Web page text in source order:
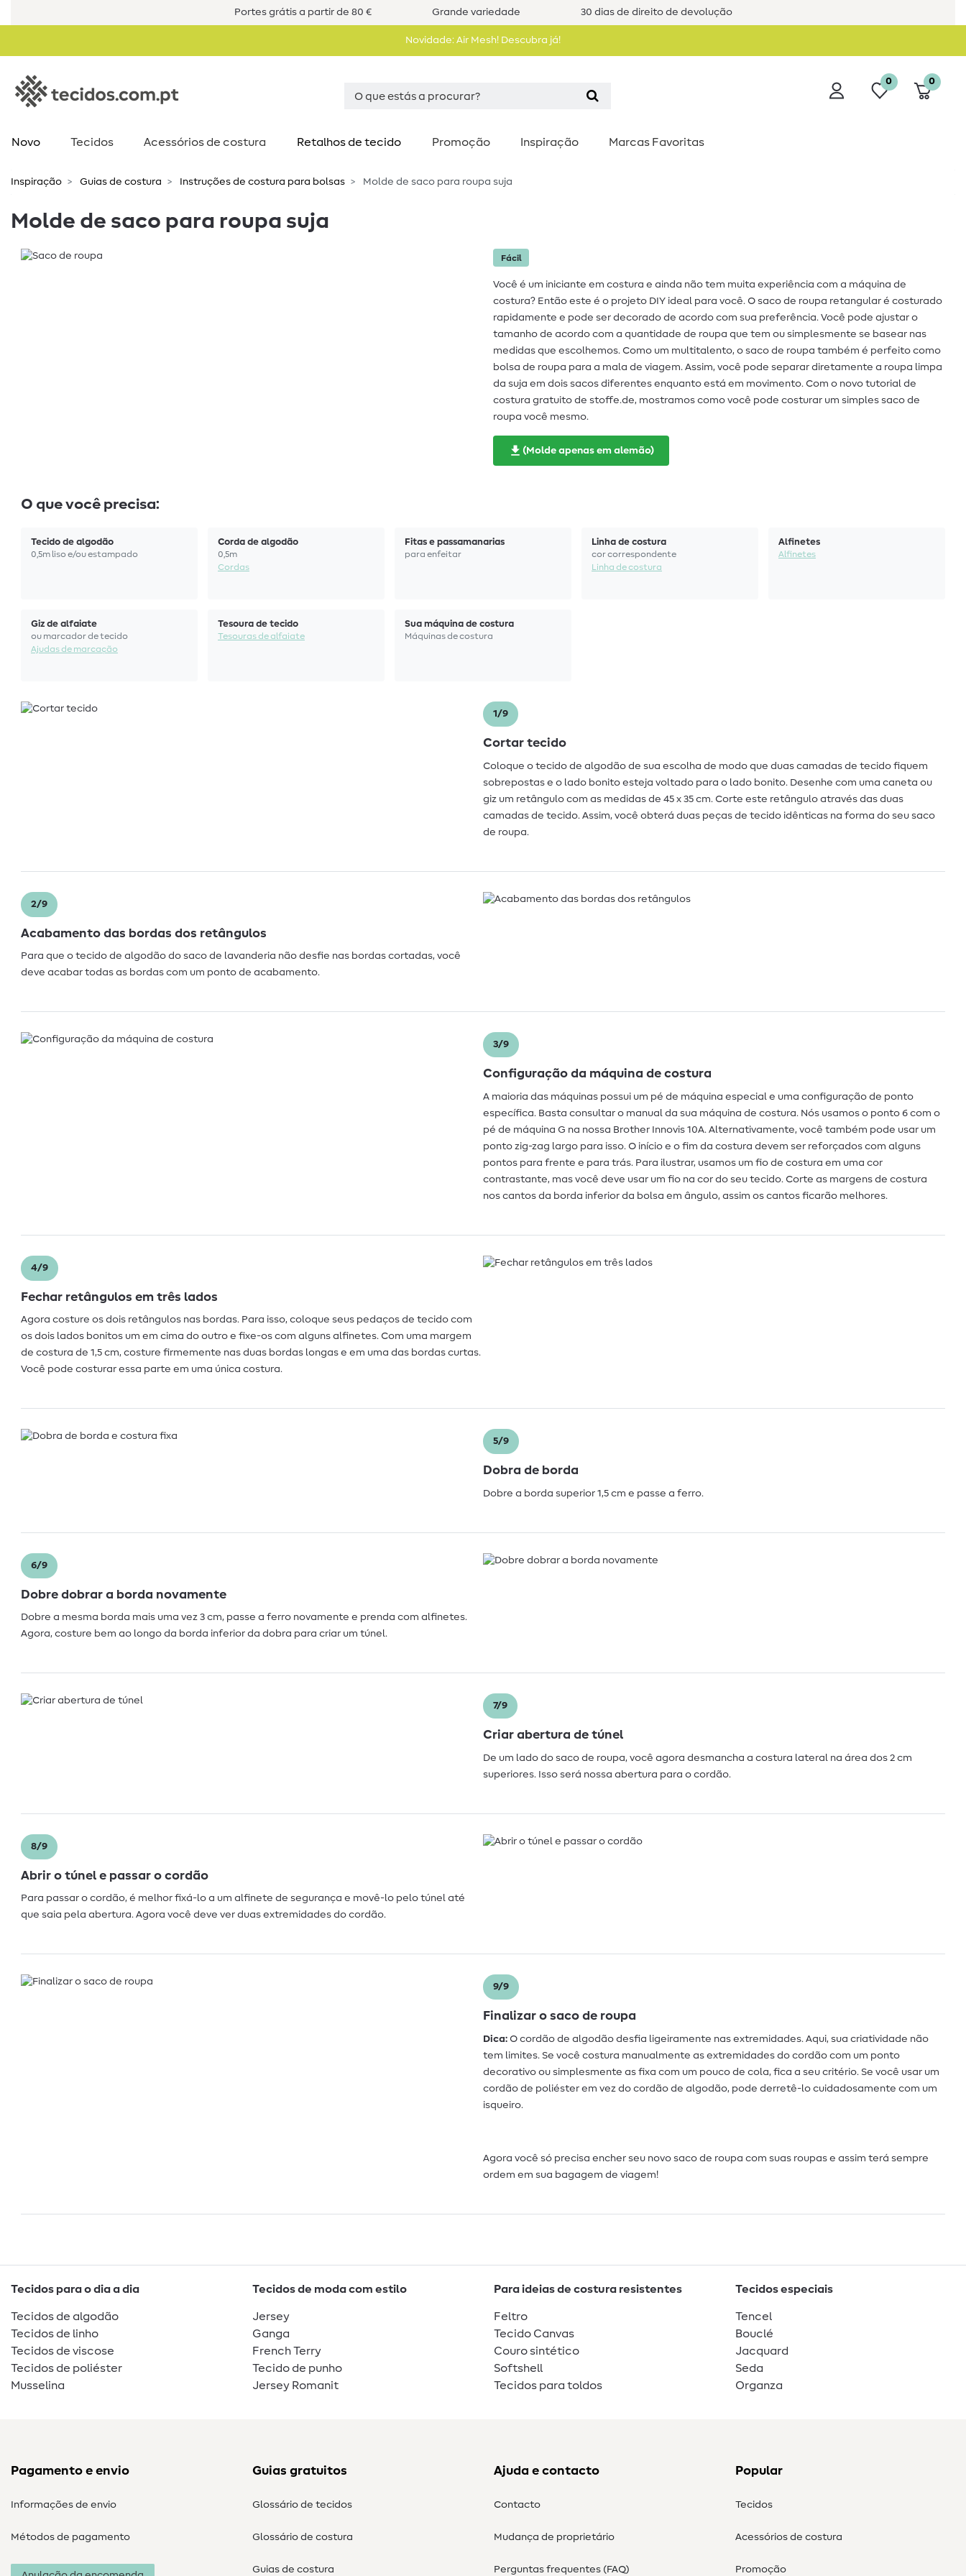
Portes grátis a partir de 80 € Grande variedade 30 dias de direito de devolução
Novidade: Air Mesh! Descubra já!
0 0
Novo Tecidos Acessórios de costura​ Retalhos de tecido Promoção Inspiração Marcas Favoritas
Inspiração Guias de costura Instruções de costura para bolsas Molde de saco para roupa suja
Molde de saco para roupa suja
Fácil
Você é um iniciante em costura e ainda não tem muita experiência com a máquina de
costura? Então este é o projeto DIY ideal para você. O saco de roupa retangular é costurado
rapidamente e pode ser decorado de acordo com sua preferência. Você pode ajustar o
tamanho de acordo com a quantidade de roupa que tem ou simplesmente se basear nas
medidas que escolhemos. Como um multitalento, o saco de roupa também é perfeito como
bolsa de roupa para a mala de viagem. Assim, você pode separar diretamente a roupa limpa
da suja em dois sacos diferentes enquanto está em movimento. Com o novo tutorial de
costura gratuito de stoffe.de, mostramos como você pode costurar um simples saco de
roupa você mesmo.
(Molde apenas em alemão)
O que você precisa:
Tecido de algodão
0,5m liso e/ou estampado
Corda de algodão
0,5m
Cordas
Fitas e passamanarias
para enfeitar
Linha de costura
cor correspondente
Linha de costura
Alfinetes
Alfinetes
Giz de alfaiate
ou marcador de tecido
Ajudas de marcação
Tesoura de tecido
Tesouras de alfaiate
Sua máquina de costura
Máquinas de costura
1/9
Cortar tecido
Coloque o tecido de algodão de sua escolha de modo que duas camadas de tecido fiquem
sobrepostas e o lado bonito esteja voltado para o lado bonito. Desenhe com uma caneta ou
giz um retângulo com as medidas de 45 x 35 cm. Corte este retângulo através das duas
camadas de tecido. Assim, você obterá duas peças de tecido idênticas na forma do seu saco
de roupa.
2/9
Acabamento das bordas dos retângulos
Para que o tecido de algodão do saco de lavanderia não desfie nas bordas cortadas, você
deve acabar todas as bordas com um ponto de acabamento.
3/9
Configuração da máquina de costura
A maioria das máquinas possui um pé de máquina especial e uma configuração de ponto
específica. Basta consultar o manual da sua máquina de costura. Nós usamos o ponto 6 com o
pé de máquina G na nossa Brother Innovis 10A. Alternativamente, você também pode usar um
ponto zig-zag largo para isso. O início e o fim da costura devem ser reforçados com alguns
pontos para frente e para trás. Para ilustrar, usamos um fio de costura em uma cor
contrastante, mas você deve usar um fio na cor do seu tecido. Corte as margens de costura
nos cantos da borda inferior da bolsa em ângulo, assim os cantos ficarão melhores.
4/9
Fechar retângulos em três lados
Agora costure os dois retângulos nas bordas. Para isso, coloque seus pedaços de tecido com
os dois lados bonitos um em cima do outro e fixe-os com alguns alfinetes. Com uma margem
de costura de 1,5 cm, costure firmemente nas duas bordas longas e em uma das bordas curtas.
Você pode costurar essa parte em uma única costura.
5/9
Dobra de borda
Dobre a borda superior 1,5 cm e passe a ferro.
6/9
Dobre dobrar a borda novamente
Dobre a mesma borda mais uma vez 3 cm, passe a ferro novamente e prenda com alfinetes.
Agora, costure bem ao longo da borda inferior da dobra para criar um túnel.
7/9
Criar abertura de túnel
De um lado do saco de roupa, você agora desmancha a costura lateral na área dos 2 cm
superiores. Isso será nossa abertura para o cordão.
8/9
Abrir o túnel e passar o cordão
Para passar o cordão, é melhor fixá-lo a um alfinete de segurança e movê-lo pelo túnel até
que saia pela abertura. Agora você deve ver duas extremidades do cordão.
9/9
Finalizar o saco de roupa
Dica: O cordão de algodão desfia ligeiramente nas extremidades. Aqui, sua criatividade não
tem limites. Se você costura manualmente as extremidades do cordão com um ponto
decorativo ou simplesmente as fixa com um pouco de cola, fica a seu critério. Se você usar um
cordão de poliéster em vez do cordão de algodão, pode derretê-lo cuidadosamente com um
isqueiro.
Agora você só precisa encher seu novo saco de roupa com suas roupas e assim terá sempre
ordem em sua bagagem de viagem!
Tecidos para o dia a dia
Tecidos de algodão
Tecidos de linho
Tecidos de viscose
Tecidos de poliéster
Musselina
Tecidos de moda com estilo
Jersey
Ganga
French Terry
Tecido de punho
Jersey Romanit
Para ideias de costura resistentes
Feltro
Tecido Canvas
Couro sintético
Softshell
Tecidos para toldos
Tecidos especiais
Tencel
Bouclé
Jacquard
Seda
Organza
Pagamento e envio
Informações de envio
Métodos de pagamento
Guias gratuitos
Glossário de tecidos
Glossário de costura
Guias de costura
Ajuda e contacto
Contacto
Mudança de proprietário
Perguntas frequentes (FAQ)
Popular
Tecidos
Acessórios de costura
Promoção